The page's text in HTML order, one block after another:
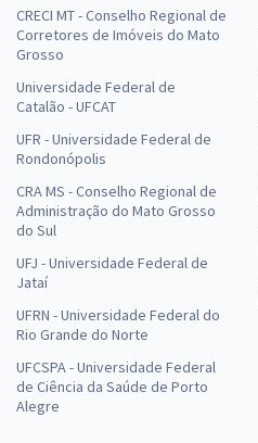
CRECI MT - Conselho Regional de
Corretores de Imóveis do Mato
Grosso
Universidade Federal de
Catalão - UFCAT
UFR - Universidade Federal de
Rondonópolis
CRA MS - Conselho Regional de
Administração do Mato Grosso
do Sul
UFJ - Universidade Federal de
Jataí
UFRN - Universidade Federal do
Rio Grande do Norte
UFCSPA - Universidade Federal
de Ciência da Saúde de Porto
Alegre